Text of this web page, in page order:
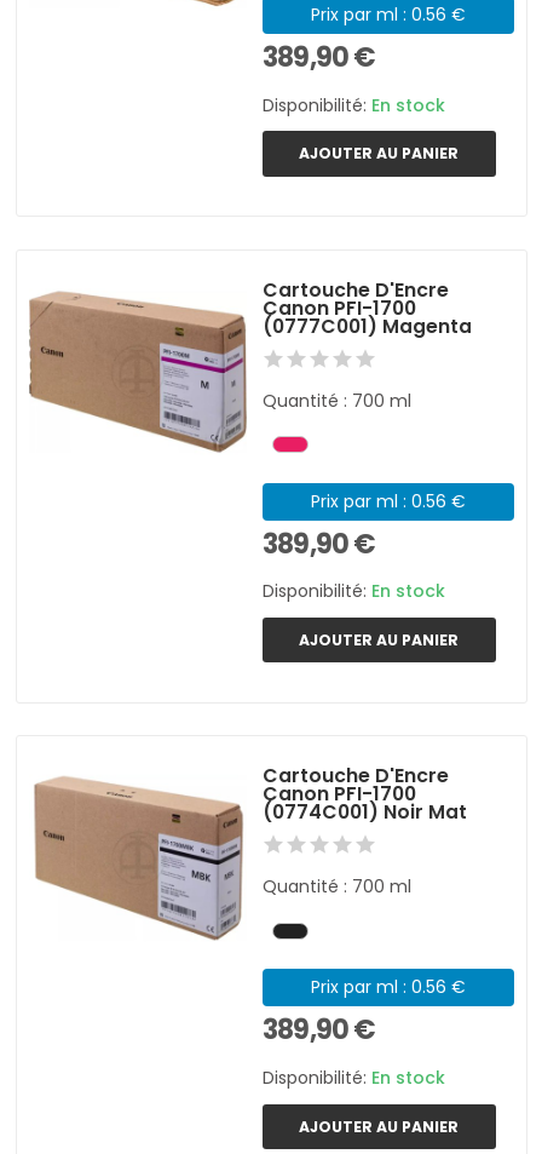
Prix par ml : 0.56 €
389,90 €
Disponibilité: En stock
AJOUTER AU PANIER
Cartouche D'Encre
Canon PFI-1700
(0777C001) Magenta
Quantité : 700 ml
Prix par ml : 0.56 €
389,90 €
Disponibilité: En stock
AJOUTER AU PANIER
Cartouche D'Encre
Canon PFI-1700
(0774C001) Noir Mat
Quantité : 700 ml
Prix par ml : 0.56 €
389,90 €
Disponibilité: En stock
AJOUTER AU PANIER